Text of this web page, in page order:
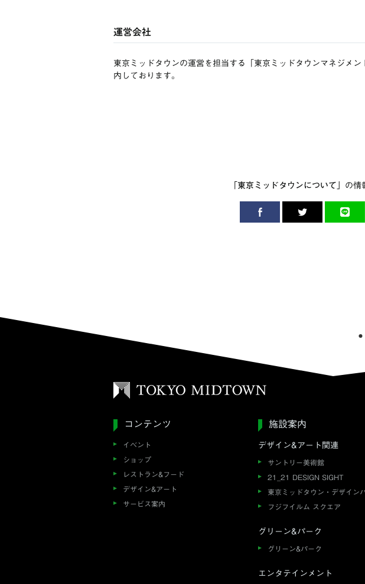
運営会社
東京ミッドタウンの運営を担当する「東京ミッドタウンマネジメン
内しております。
「東京ミッドタウンについて」 の情
コンテンツ
イベント
ショップ
レストラン&フード
デザイン&アート
サービス案内
施設案内
デザイン&アート関連
サントリー美術館
21_21 DESIGN SIGHT
東京ミッドタウン・デザイン
フジフイルム スクエア
グリーン&パーク
グリーン&パーク
エンタテインメント